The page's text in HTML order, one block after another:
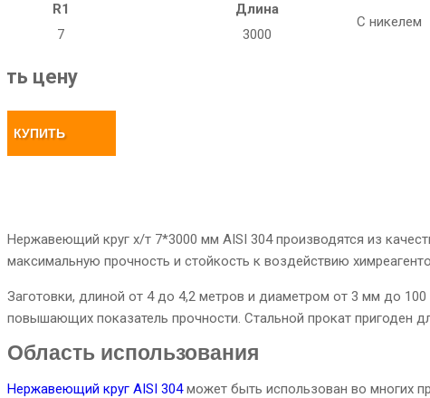
R1 Длина
С никелем
7 3000
цену
КУПИТЬ
Нержавеющий круг х/т 7*3000 мм AISI 304 производятся из
максимальную прочность и стойкость к воздействию
Заготовки, длиной от 4 до 4,2 метров и диаметром от 3 мм до 100
повышающих показатель прочности. Стальной прокат пригоден
Область использования
Нержавеющий круг AISI 304может быть использован во многих